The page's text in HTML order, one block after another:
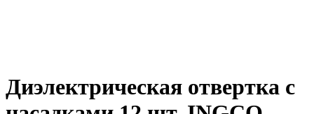
Диэлектрическая отвертка с